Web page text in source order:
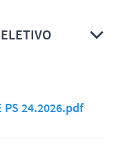
PS 24.2026.pdf